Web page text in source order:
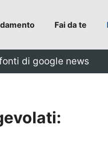
Fai da te
di google news